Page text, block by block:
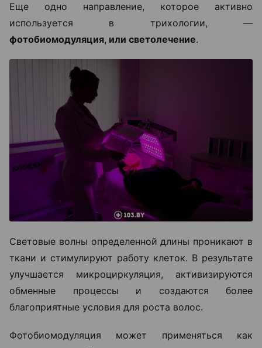
Еще одно направление, которое активно
используется в трихологии, —
фотобиомодуляция, или светолечение.
Световые волны определенной длины проникают в
ткани и стимулируют работу клеток. В результате
улучшается микроциркуляция, активизируются
обменные процессы и создаются более
благоприятные условия для роста волос.
Фотобиомодуляция может применяться как